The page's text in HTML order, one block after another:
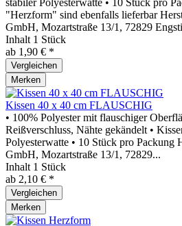
stabiler Polyesterwatte • 10 Stück pro
"Herzform" sind ebenfalls lieferbar
GmbH, Mozartstraße 13/1, 72829
Inhalt 1 Stück
ab 1,90 € *
Vergleichen
Merken
Kissen 40 x 40 cm FLAUSCHIG
• 100% Polyester mit flauschiger
Reißverschluss, Nähte gekändelt •
Polyesterwatte • 10 Stück pro Packung
GmbH, Mozartstraße 13/1, 72829...
Inhalt 1 Stück
ab 2,10 € *
Vergleichen
Merken